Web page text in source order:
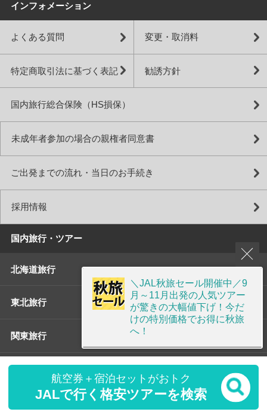
航空券＋宿泊セットがおトク
JALで行く格安ツアーを検索
インフォメーション
よくある質問 変更・取消料
特定商取引法に基づく表記 勧誘方針
国内旅行総合保険（HS損保）
未成年者参加の場合の親権者同意書
ご出発までの流れ・当日のお手続き
採用情報
国内旅行・ツアー
北海道旅行 +
東北旅行
関東旅行
+
+
＼JAL秋旅セール開催中／9
月～11月出発の人気ツアー
が驚きの大幅値下げ！今だ
けの特別価格でお得に秋旅
へ！